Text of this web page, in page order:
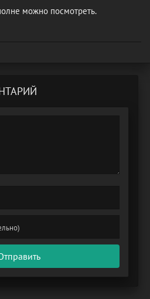
можно посмотреть.